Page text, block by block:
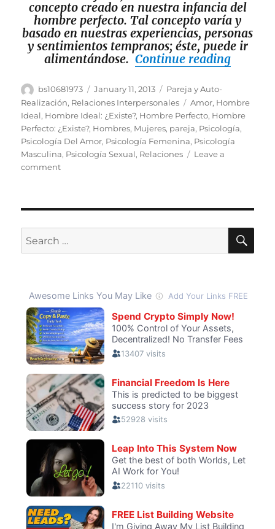
concepto creado en nuestra infancia del
hombre perfecto. Tal concepto varía y
basado en nuestras experiencias, personas
y sentimientos tempranos; éste, puede ir
alimentándose. Continue reading“Un
Author
bs10681973
Posted
on
January 11, 2013 Categories
Pareja y Auto-
Realización, Relaciones Interpersonales Tags
Amor, Hombre
Ideal, Hombre Ideal: ¿Existe?, Hombre Perfecto, Hombre
Perfecto: ¿Existe?, Hombres, Mujeres, pareja, Psicología,
Psicología Del Amor, Psicología Femenina, Psicología
Masculina, Psicología Sexual, Relaciones
Leave a
commenton
Realidad
o
Agujero
Search
for: